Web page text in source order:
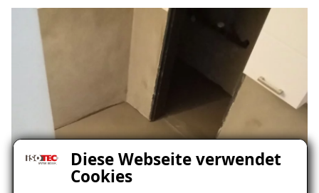
Diese Webseite verwendet
Cookies